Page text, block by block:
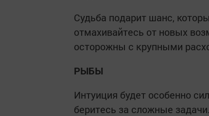
Судьба подарит шанс,
отмахивайтесь от новых
осторожны с крупными
РЫБЫ
Интуиция будет особенно
беритесь за сложные